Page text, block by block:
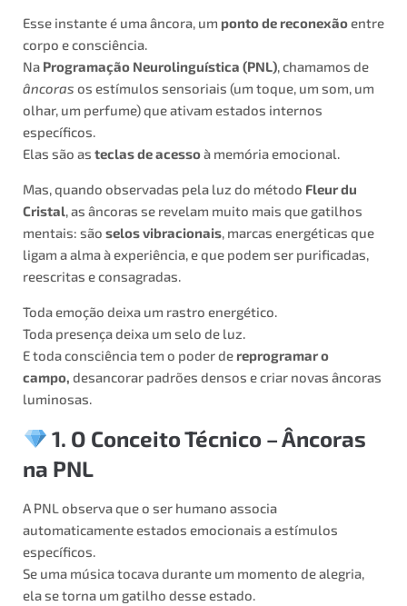
Esse instante é uma âncora, um ponto de reconexãoentre
corpo e consciência.
Na Programação Neurolinguística (PNL), chamamos de
âncoras os estímulos sensoriais (um toque, um som, um
olhar, um perfume) que ativam estados internos
específicos.
Elas são as teclas de acessoà memória emocional.
Mas, quando observadas pela luz do método Fleur du
Cristal, as âncoras se revelam muito mais que gatilhos
mentais: são selos vibracionais, marcas energéticas que
ligam a alma à experiência, e que podem ser purificadas,
reescritas e consagradas.
Toda emoção deixa um rastro energético.
Toda presença deixa um selo de luz.
E toda consciência tem o poder de reprogramar o
campo, desancorar padrões densos e criar novas âncoras
luminosas.
1. O Conceito Técnico – Âncoras
na PNL
A PNL observa que o ser humano associa
automaticamente estados emocionais a estímulos
específicos.
Se uma música tocava durante um momento de alegria,
ela se torna um gatilho desse estado.